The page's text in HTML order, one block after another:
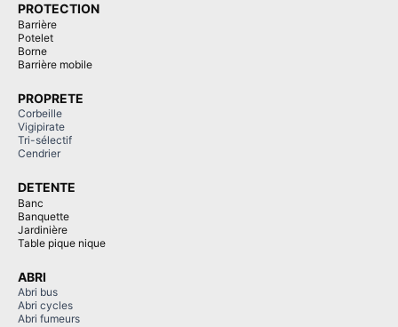
PROTECTION
Barrière
Potelet
Borne
Barrière mobile
PROPRETE
Corbeille
Vigipirate
Tri-sélectif
Cendrier
DETENTE
Banc
Banquette
Jardinière
Table pique nique
ABRI
Abri bus
Abri cycles
Abri fumeurs